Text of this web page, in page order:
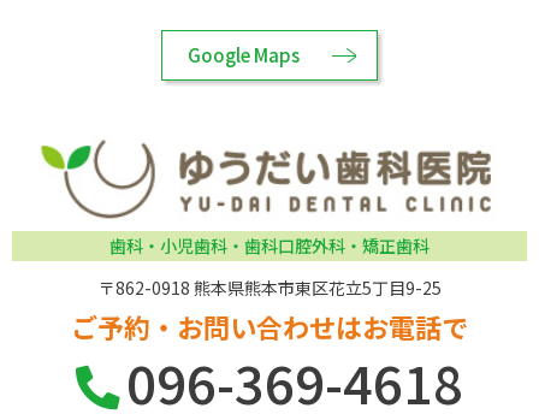
Google Maps
歯科・小児歯科・歯科口腔外科・矯正歯科
〒862-0918 熊本県熊本市東区花立5丁目9-25
ご予約・お問い合わせはお電話で
096-369-4618